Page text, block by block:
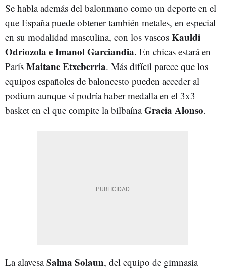
Se habla además del balonmano como un deporte en el
que España puede obtener también metales, en especial
en su modalidad masculina, con los vascos Kauldi
Odriozola e Imanol Garciandia. En chicas estará en
París Maitane Etxeberria. Más difícil parece que los
equipos españoles de baloncesto pueden acceder al
podium aunque sí podría haber medalla en el 3x3
basket en el que compite la bilbaínaGracia Alonso.
La alavesaSalma Solaun, del equipo de gimnasia